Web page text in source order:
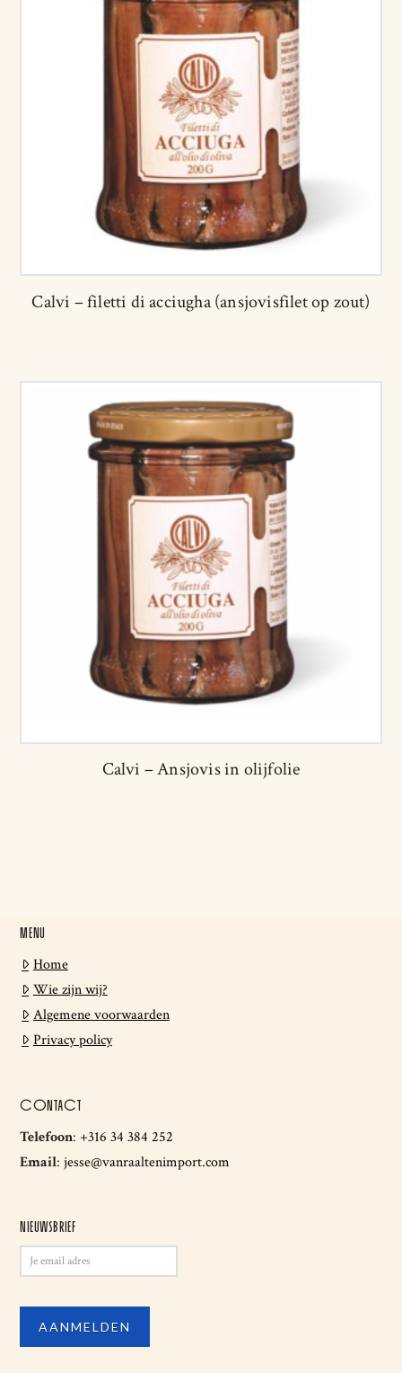
Calvi – filetti di acciugha (ansjovisfilet op zout)
Calvi – Ansjovis in olijfolie
MENU
Home
Wie zijn wij?
Algemene voorwaarden
Privacy policy
CONTACT
Telefoon: +316 34 384 252
Email:jesse@vanraaltenimport.com
NIEUWSBRIEF